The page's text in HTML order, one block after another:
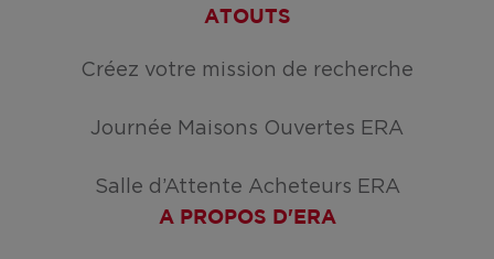
ATOUTS
Créez votre mission de recherche
Journée Maisons Ouvertes ERA
Salle d’Attente Acheteurs ERA
A PROPOS D'ERA